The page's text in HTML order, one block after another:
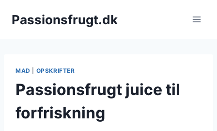
Passionsfrugt.dk
MAD OPSKRIFTER
Passionsfrugt juice til
forfriskning